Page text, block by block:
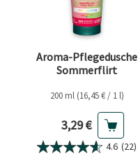
Aroma-Pflegedusche
Sommerflirt
200 ml (16,45 € / 1 l)
Aktueller Preis
3,29 €
4.6 (22)